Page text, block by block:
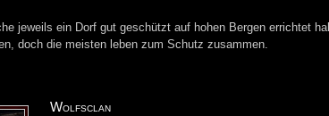
jeweils ein Dorf gut geschützt auf hohen Bergen errichtet
doch die meisten leben zum Schutz zusammen.
Wolfsclan